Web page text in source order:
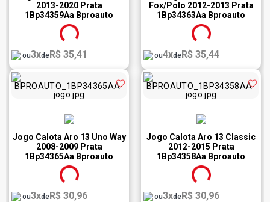
2013-2020 Prata
1Bp34359Aa Bproauto
ou3xdeR$ 35,41
Fox/Polo 2012-2013 Prata
1Bp34363Aa Bproauto
ou4xdeR$ 35,44
Jogo Calota Aro 13 Uno Way
2008-2009 Prata
1Bp34365Aa Bproauto
ou3xdeR$ 30,96
Jogo Calota Aro 13 Classic
2012-2015 Prata
1Bp34358Aa Bproauto
ou3xdeR$ 30,96